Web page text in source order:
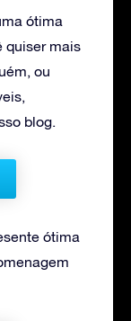
ótima
quiser mais
ou
blog.
ótima